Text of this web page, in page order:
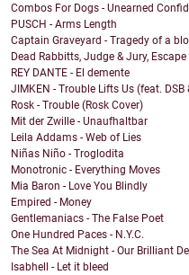
Combos For Dogs - Unearned
PUSCH - Arms Length
Captain Graveyard - Tragedy of a
Dead Rabbitts, Judge & Jury,
REY DANTE - El demente
JIMKEN - Trouble Lifts Us (feat. DSB
Rosk - Trouble (Rosk Cover)
Mit der Zwille - Unaufhaltbar
Leila Addams - Web of Lies
Niñas Niño - Troglodita
Monotronic - Everything Moves
Mia Baron - Love You Blindly
Empired - Money
Gentlemaniacs - The False Poet
One Hundred Paces - N.Y.C.
The Sea At Midnight - Our Brilliant
Isabhell - Let it bleed